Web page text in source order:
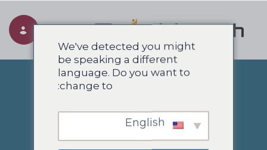
Toggle navigation
ARABIC COURSE
SCHEDULE
We've detected you might
be speaking a different
language. Do you want to
change to: